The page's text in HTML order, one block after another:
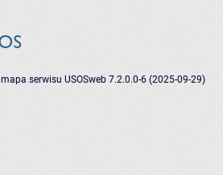
mapa serwisu USOSweb 7.2.0.0-6 (2025-09-29)